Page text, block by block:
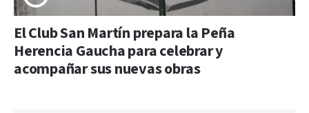
El Club San Martín prepara la Peña
Herencia Gaucha para celebrar y
acompañar sus nuevas obras